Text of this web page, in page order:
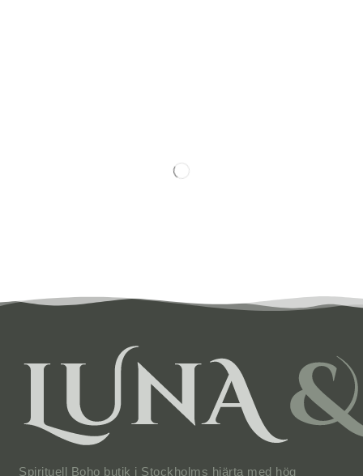
Spirituell Boho butik i Stockholms hjärta med hög